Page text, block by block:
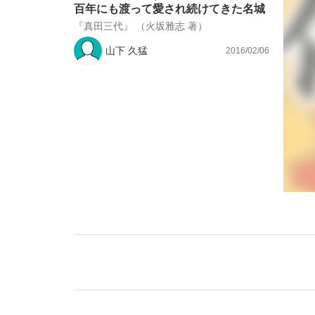
百年にも渡って愛され続けてきた名城
『真田三代』 （火坂雅志 著）
山下 久猛 2016/02/06